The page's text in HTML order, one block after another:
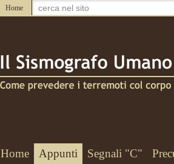
Home
Home Appunti Segnali "C"